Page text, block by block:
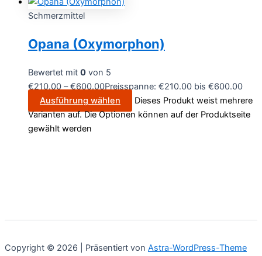
Schmerzmittel
Opana (Oxymorphon)
Bewertet mit 0 von 5
€210.00 –€600.00Preisspanne: €210.00 bis €600.00
Ausführung wählen
Dieses Produkt weist mehrere
Varianten auf. Die Optionen können auf der Produktseite
gewählt werden
Copyright © 2026 | Präsentiert von Astra-WordPress-Theme